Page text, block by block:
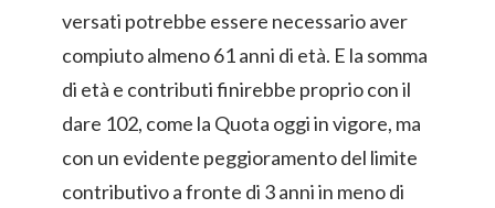
versati potrebbe essere necessario aver
compiuto almeno 61 anni di età. E la somma
di età e contributi finirebbe proprio con il
dare 102, come la Quota oggi in vigore, ma
con un evidente peggioramento del limite
contributivo a fronte di 3 anni in meno di